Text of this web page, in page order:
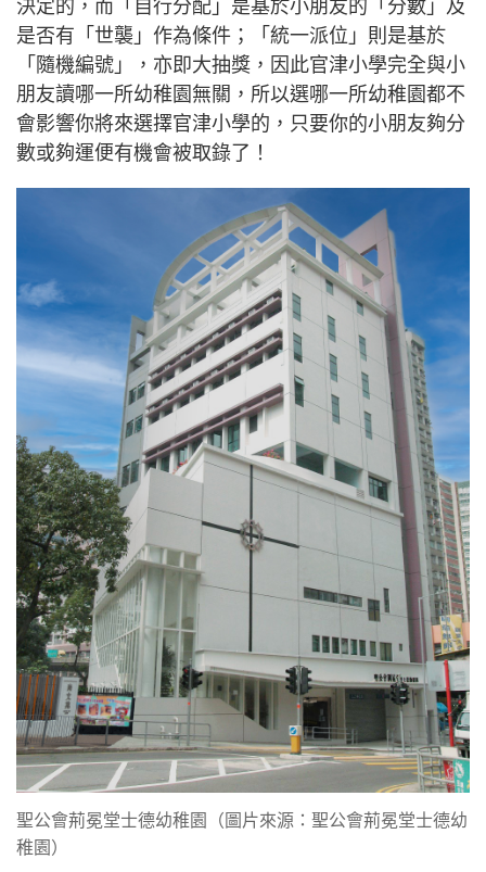
決定的，而「自行分配」是基於小朋友的「分數」及
是否有「世襲」作為條件；「統一派位」則是基於
「隨機編號」，亦即大抽獎，因此官津小學完全與小
朋友讀哪一所幼稚園無關，所以選哪一所幼稚園都不
會影響你將來選擇官津小學的，只要你的小朋友夠分
數或夠運便有機會被取錄了！
聖公會荊冕堂士德幼稚園（圖片來源：聖公會荊冕堂士德幼
稚園）